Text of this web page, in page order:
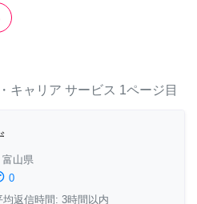
キャリア サービス 1ページ目
富山県
0
均返信時間: 3時間以内